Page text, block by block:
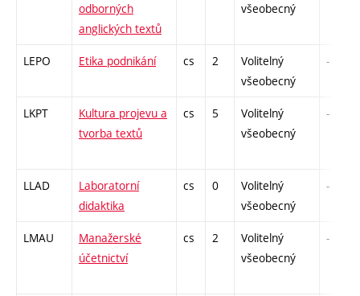
odborných
anglických textů
všeobecný
LEPO Etika podnikání cs 2
Volitelný
všeobecný
-
LKPT
Kultura projevu a
tvorba textů
cs 5
Volitelný
všeobecný
-
LLAD
Laboratorní
didaktika
cs 0
Volitelný
všeobecný
-
LMAU
Manažerské
účetnictví
cs 2
Volitelný
všeobecný
-